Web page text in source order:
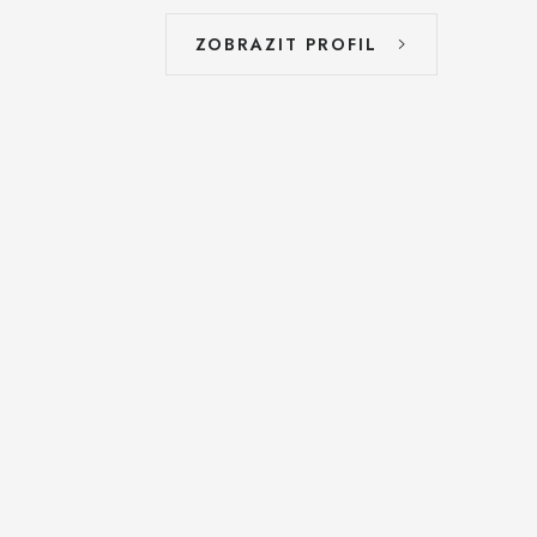
ZOBRAZIT PROFIL